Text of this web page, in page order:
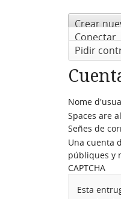
Crear
Conectar
Pidir
Nome
Spaces are
Señes de
Una cuenta
públiques y
CAPTCHA
Esta